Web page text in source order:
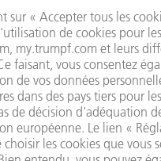
01 48 17 37 73
Lun - Jeu 08:00h - 16:30h
Ven 08:00h - 12:30h
outillages@fr.TRUMPF.com
CONTACT
Pièces Détachées
01 48 17 37 57
Lun – Ven 8:30h - 17:30h
pieces.detachees@trumpf.com